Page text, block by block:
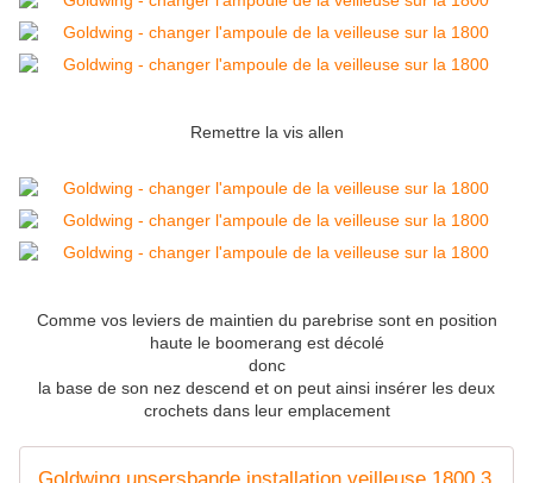
Remettre la vis allen
Comme vos leviers de maintien du parebrise sont en position
haute le boomerang est décolé
donc
la base de son nez descend et on peut ainsi insérer les deux
crochets dans leur emplacement